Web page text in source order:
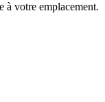
à votre emplacement.